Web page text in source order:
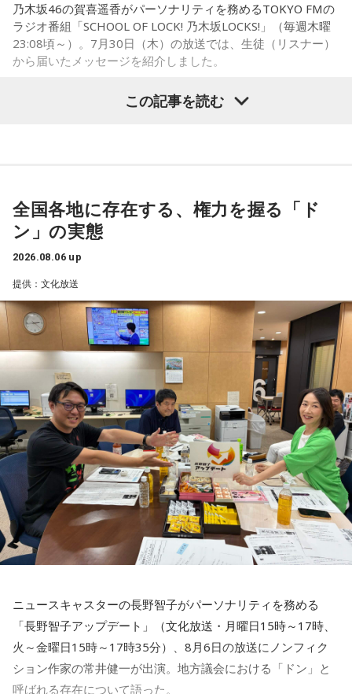
に動かすきっかけになったり、高い視点から景色を見ること
で自信や自己肯定感につながったりする姿を目にしていたと
いう。
今回の訪問を通じて、馬が競技や競走だけではなく、さまざ
乃木坂46の賀喜遥香がパーソナリティを務めるTOKYO FMの
ラジオ番組「SCHOOL OF LOCK! 乃木坂LOCKS!」（毎週木曜
23:08頃～）。7月30日（木）の放送では、生徒（リスナー）
から届いたメッセージを紹介しました。
ごくうれしかったし、かわいい遥香先生も、かっこいい遥香
先生もたくさん観ることができて、大満足のライブでした！
アンコールのときに披露していた『551蓬莱』のCMのモノマ
ネも関西ならではで、私も昔から観ていたので、とても楽し
きましたが、体調に気を付けて最後まで駆け抜けてくださ
い！ ずっとずっと大好きです！」（兵庫県 20歳）
◆「真夏の全国ツアー2026」大阪公演裏話
賀喜：大阪公演2日目の私は、横結びみたいなサイドテールに
してみたんです。それがリスナーちゃんも意図せずというか
お揃いだったんだね！ うれしい～！
私も生まれたところが大阪なので、大阪でのライブは特別な
んですよ。家族や親戚も観に来てくれていて、それもうれし
かったから頑張れたし、「551」も食べたし（笑）。あと、
たこ焼きも「りくろーおじさんの店」のチーズケーキも食べ
た！
それに、いつも大阪でライブをするとき、私の親戚の皆さん
がぶどうの差し入れをしてくれるの。それも食べた！ メンバ
大阪公演の前の日もお仕事だったんですけど、そのお仕事が
終わったらすぐ大阪に帰って、ちょっとだけ（愛猫の）まろ
んにも会えたんですよ。それで、その次の日にライブをし
て、家族が観に来てくれて、帰ったという大阪ライフでした
ね。
この記事を読む
全国各地に存在する、権力を握る「ド
ン」の実態
2026.08.06 up
提供：文化放送
ニュースキャスターの長野智子がパーソナリティを務める
「長野智子アップデート」（文化放送・月曜日15時～17時、
火～金曜日15時～17時35分）、8月6日の放送にノンフィク
ション作家の常井健一が出演。地方議会における「ドン」と
呼ばれる存在について語った。